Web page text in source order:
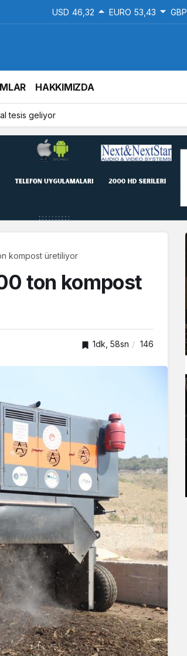
USD 46,32 EURO 53,43 GBP
HAKKIMIZDA
tesis geliyor
kompost üretiliyor
ton kompost
1dk, 58sn 146
SPOR
Gökhan Değirmenci
yeniden Kayserispor’da